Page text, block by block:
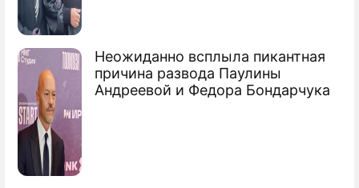
Неожиданно всплыла пикантная
причина развода Паулины
Андреевой и Федора Бондарчука
США угрожают Венесуэле жесткими
санкциями
Венесуэла предложила убежище
Сноудену
Венесуэла выслала американского